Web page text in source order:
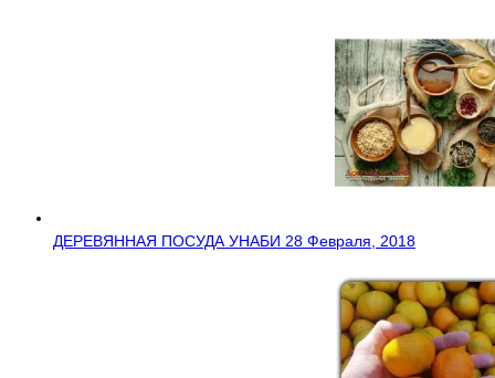
ДЕРЕВЯННАЯ ПОСУДА УНАБИ 28 Февраля, 2018